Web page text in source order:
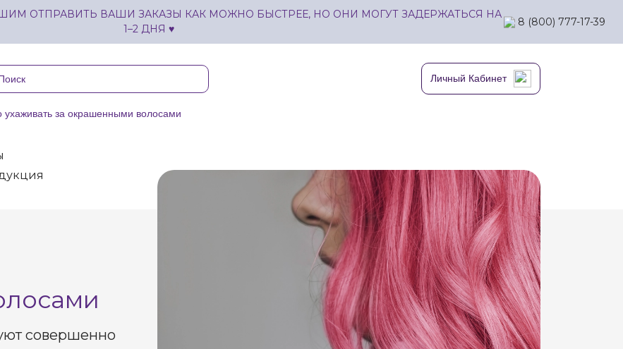
ОТПРАВИТЬ ВАШИ ЗАКАЗЫ КАК МОЖНО БЫСТРЕЕ, НО ОНИ МОГУТ ЗАДЕРЖАТЬСЯ НА
1–2 ДНЯ ♥
8 (800) 777-17-39
Личный Кабинет
ухаживать за окрашенными волосами
совершенно